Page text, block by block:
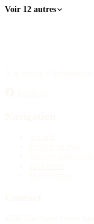
Voir 12 autres